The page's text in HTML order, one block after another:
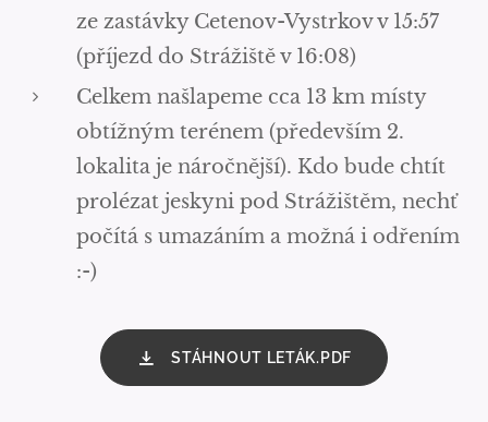
ze zastávky Cetenov-Vystrkov v 15:57
(příjezd do Strážiště v 16:08)
Celkem našlapeme cca 13 km místy
obtížným terénem (především 2.
lokalita je náročnější). Kdo bude chtít
prolézat jeskyni pod Strážištěm, nechť
počítá s umazáním a možná i odřením
:-)
STÁHNOUT LETÁK.PDF